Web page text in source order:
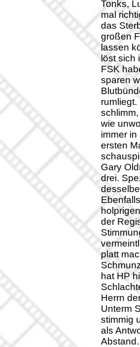
Tonks,
mal
das
großen
lassen
löst sich
FSK
sparen
wie
immer
ersten
Gary
drei.
der
platt
hat HP
Herrn
Unterm
stimmig
als
Abstand.